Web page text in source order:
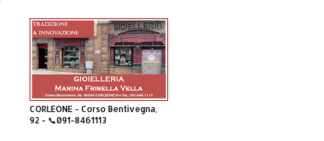
CORLEONE - Corso Bentivegna,
92 - 📞091-8461113